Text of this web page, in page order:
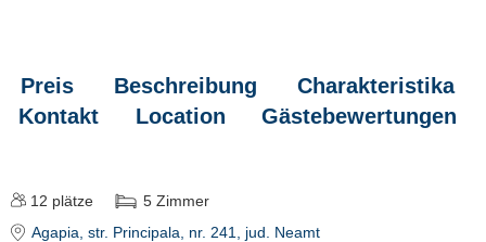
Preis Beschreibung
Charakteristika
Kontakt
Location Gästebewertungen
12 plätze 5 Zimmer
Agapia, str. Principala, nr. 241, jud. Neamt